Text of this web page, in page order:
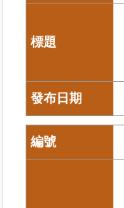
告